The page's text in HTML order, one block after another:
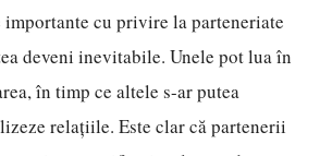
cu privire la parteneriate
deveni inevitabile. Unele pot lua în
în timp ce altele s-ar putea
relațiile. Este clar că partenerii